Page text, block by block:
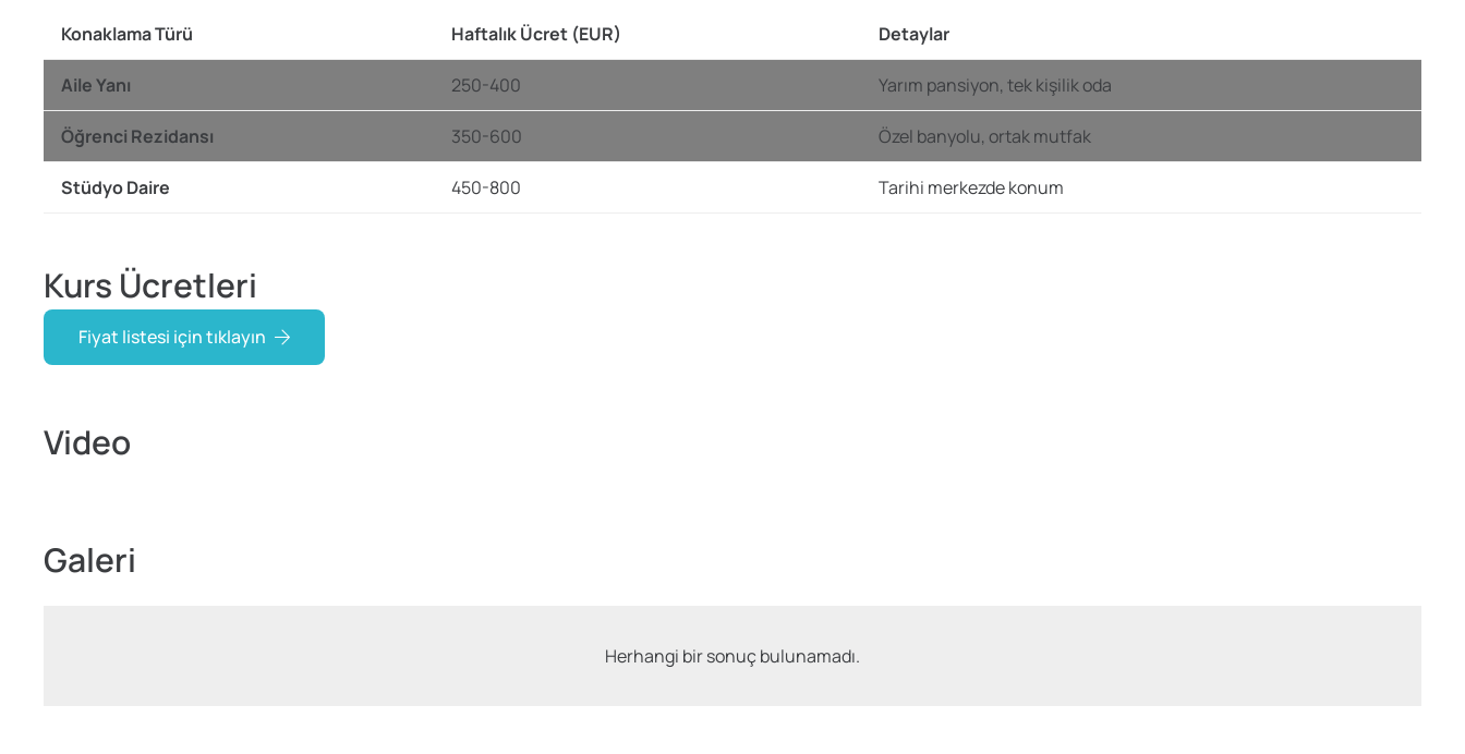
Konaklama Türü Haftalık Ücret (EUR) Detaylar
Aile Yanı 250-400 Yarım pansiyon, tek kişilik oda
Öğrenci Rezidansı 350-600 Özel banyolu, ortak mutfak
Stüdyo Daire 450-800 Tarihi merkezde konum
Kurs Ücretleri
Fiyat listesi için tıklayın
Video
Galeri
Herhangi bir sonuç bulunamadı.